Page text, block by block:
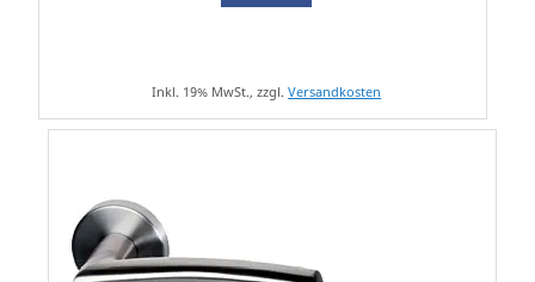
Inkl. 19% MwSt., zzgl.Versandkosten